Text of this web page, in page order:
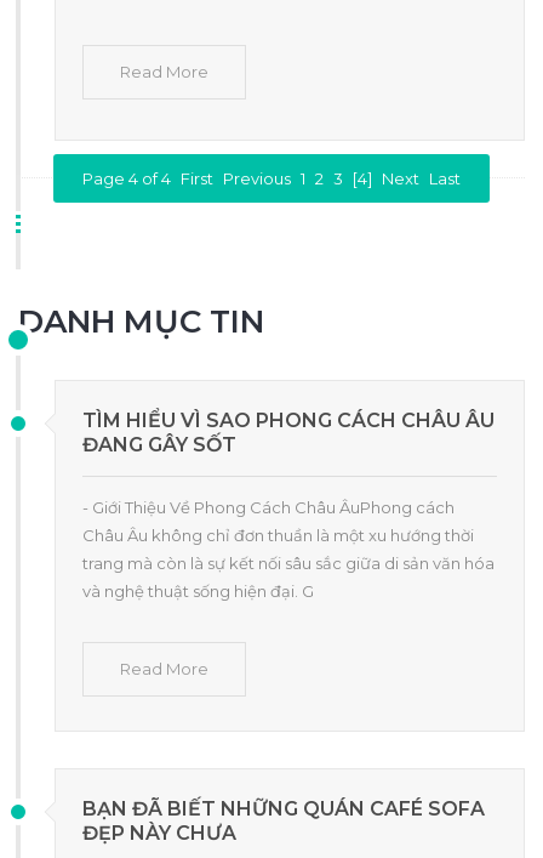
Read More
Page 4 of 4 First Previous 1 2 3 [4] Next Last
DANH MỤC TIN
TÌM HIỂU VÌ SAO PHONG CÁCH CHÂU ÂU
ĐANG GÂY SỐT
- Giới Thiệu Về Phong Cách Châu ÂuPhong cách
Châu Âu không chỉ đơn thuần là một xu hướng thời
trang mà còn là sự kết nối sâu sắc giữa di sản văn hóa
và nghệ thuật sống hiện đại. G
Read More
BẠN ĐÃ BIẾT NHỮNG QUÁN CAFÉ SOFA
ĐẸP NÀY CHƯA